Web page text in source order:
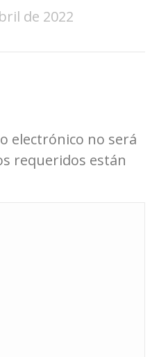
de 2022
electrónico no será
requeridos están